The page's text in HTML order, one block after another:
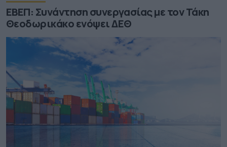
ΕΒΕΠ: Συνάντηση συνεργασίας με τον Τάκη
Θεοδωρικάκο ενόψει ΔΕΘ